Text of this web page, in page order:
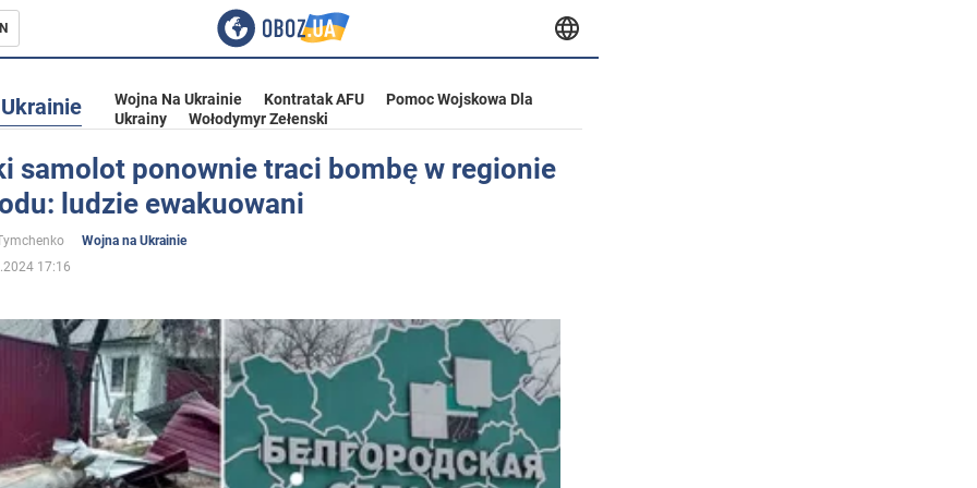
Ukrainie
Wojna Na Ukrainie Kontratak AFU
Pomoc Wojskowa Dla
Ukrainy
Wołodymyr Zełenski
samolot ponownie traci bombę w regionie
ludzie ewakuowani
Wojna na Ukrainie
17:16